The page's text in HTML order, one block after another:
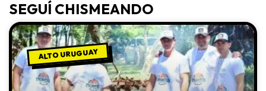
SEGUÍ CHISMEANDO
ALTO URUGUAY